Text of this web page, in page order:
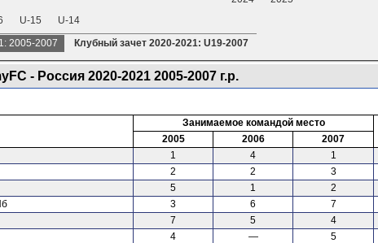
U-15
U-14
2005-2007
Клубный зачет 2020-2021: U19-2007
- Россия 2020-2021 2005-2007 г.р.
Занимаемое командой место
2005 2006
2007
1 4 1
2 2 3
5 1 2
3 6 7
7 5 4
4 — 5